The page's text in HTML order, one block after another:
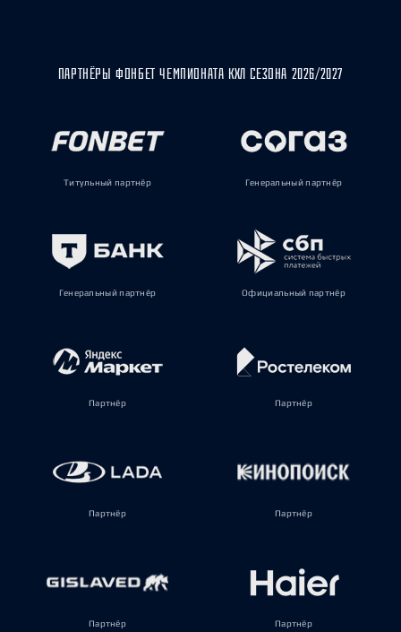
ПАРТНЁРЫ ФОНБЕТ ЧЕМПИОНАТА КХЛ СЕЗОНА 2026/2027
Титульный партнёр Генеральный партнёр
Генеральный партнёр Официальный партнёр
Партнёр Партнёр
Партнёр Партнёр
Партнёр Партнёр